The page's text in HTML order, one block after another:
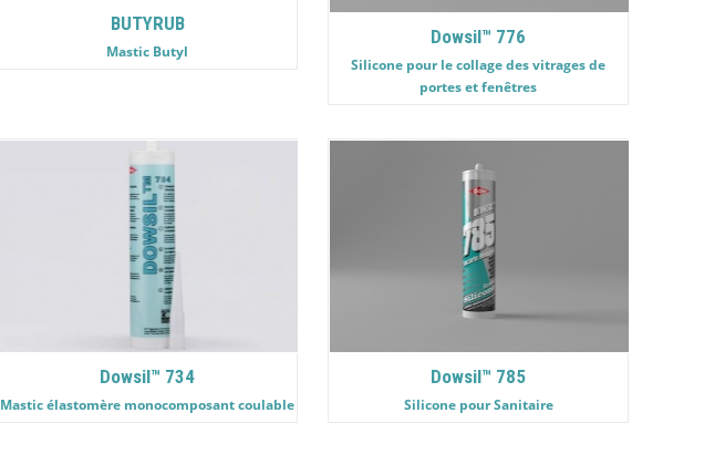
BUTYRUB
Mastic Butyl
Dowsil™ 776
Silicone pour le collage des vitrages de
portes et fenêtres
Dowsil™ 734
Mastic élastomère monocomposant coulable
Dowsil™ 785
Silicone pour Sanitaire